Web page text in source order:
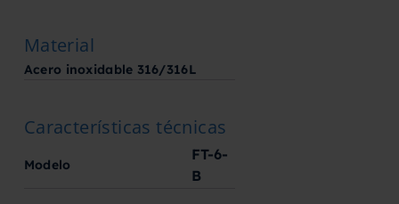
Material
Acero inoxidable 316/316L
Características técnicas
Modelo
FT-6-
B